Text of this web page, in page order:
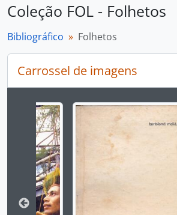
Coleção FOL - Folhetos
Bibliográfico Folhetos
Carrossel de imagens
Ao alterar o slide atual deste